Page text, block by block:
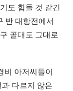
도 힘들 것 같긴
반 대항전에서
골대도 그대로
비 아저씨들이
다르지 않은